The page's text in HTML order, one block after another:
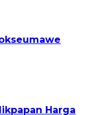
Harga